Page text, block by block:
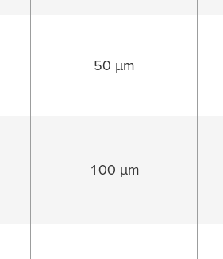
50 µm
100 µm